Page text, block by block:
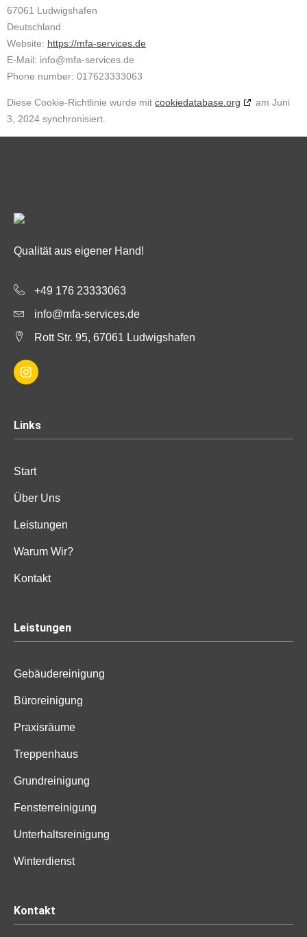
67061 Ludwigshafen
Deutschland
Website: https://mfa-services.de
E-Mail: info@mfa-services.de
Phone number: 017623333063
Diese Cookie-Richtlinie wurde mit cookiedatabase.org
am Juni
3, 2024 synchronisiert.
Qualität aus eigener Hand!
+49 176 23333063
info@mfa-services.de
Rott Str. 95, 67061 Ludwigshafen
Links
Start
Über Uns
Leistungen
Warum Wir?
Kontakt
Leistungen
Gebäudereinigung
Büroreinigung
Praxisräume
Treppenhaus
Grundreinigung
Fensterreinigung
Unterhaltsreinigung
Winterdienst
Kontakt